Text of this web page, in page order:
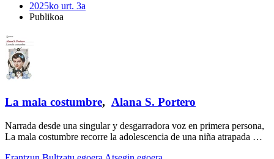
2025ko urt. 3a
Publikoa
La mala costumbre, Alana S. Portero
Narrada desde una singular y desgarradora voz en primera persona,
La mala costumbre recorre la adolescencia de una niña atrapada …